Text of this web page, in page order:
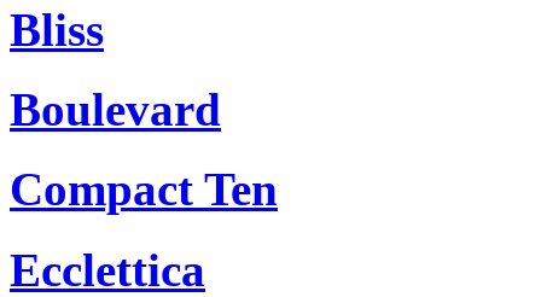
Bliss
Boulevard
Compact Ten
Ecclettica